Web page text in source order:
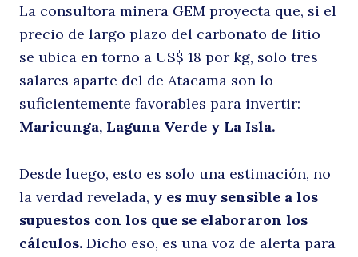
La consultora minera GEM proyecta que, si el
precio de largo plazo del carbonato de litio
se ubica en torno a US$ 18 por kg, solo tres
salares aparte del de Atacama son lo
suficientemente favorables para invertir:
Maricunga, Laguna Verde y La Isla.
Desde luego, esto es solo una estimación, no
la verdad revelada, y es muy sensible a los
supuestos con los que se elaboraron los
cálculos. Dicho eso, es una voz de alerta para